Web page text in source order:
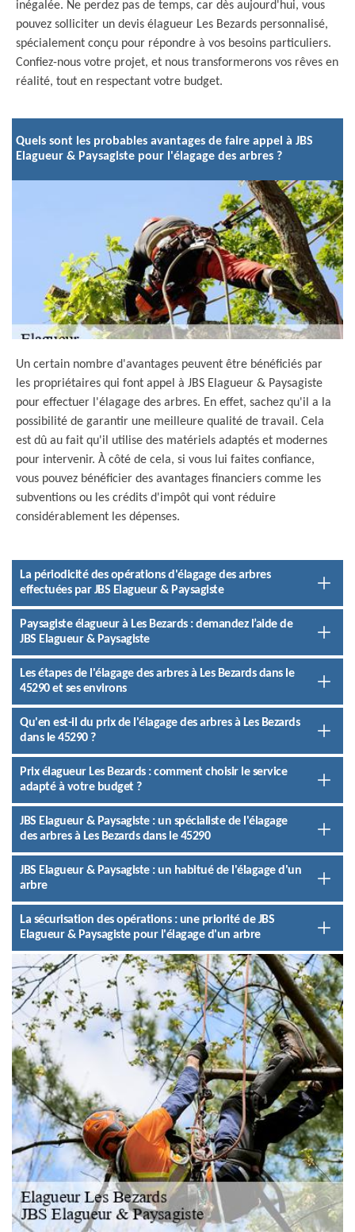
inégalée. Ne perdez pas de temps, car dès aujourd'hui, vous
pouvez solliciter un devis élagueur Les Bezards personnalisé,
spécialement conçu pour répondre à vos besoins particuliers.
Confiez-nous votre projet, et nous transformerons vos rêves en
réalité, tout en respectant votre budget.
Quels sont les probables avantages de faire appel à JBS
Elagueur & Paysagiste pour l'élagage des arbres ?
Un certain nombre d'avantages peuvent être bénéficiés par
les propriétaires qui font appel à JBS Elagueur & Paysagiste
pour effectuer l'élagage des arbres. En effet, sachez qu'il a la
possibilité de garantir une meilleure qualité de travail. Cela
est dû au fait qu'il utilise des matériels adaptés et modernes
pour intervenir. À côté de cela, si vous lui faites confiance,
vous pouvez bénéficier des avantages financiers comme les
subventions ou les crédits d'impôt qui vont réduire
considérablement les dépenses.
La périodicité des opérations d'élagage des arbres
effectuées par JBS Elagueur & Paysagiste
Paysagiste élagueur à Les Bezards : demandez l’aide de
JBS Elagueur & Paysagiste
Les étapes de l'élagage des arbres à Les Bezards dans le
45290 et ses environs
Qu'en est-il du prix de l'élagage des arbres à Les Bezards
dans le 45290 ?
Prix élagueur Les Bezards : comment choisir le service
adapté à votre budget ?
JBS Elagueur & Paysagiste : un spécialiste de l'élagage
des arbres à Les Bezards dans le 45290
JBS Elagueur & Paysagiste : un habitué de l'élagage d'un
arbre
La sécurisation des opérations : une priorité de JBS
Elagueur & Paysagiste pour l'élagage d'un arbre